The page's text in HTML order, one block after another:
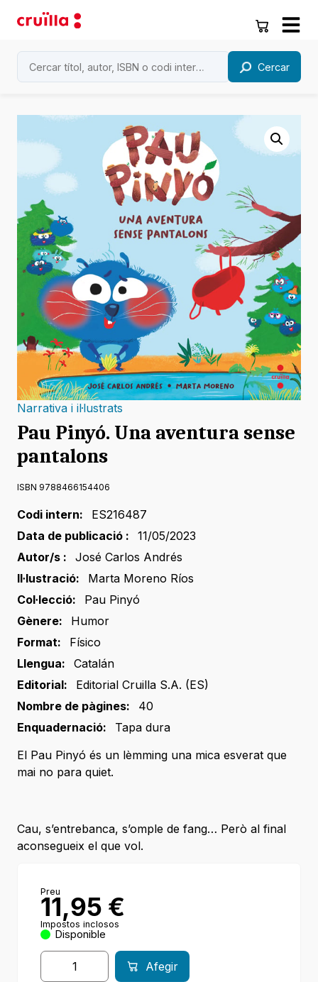
Cercar
Narrativa i il·lustrats
Pau Pinyó. Una aventura sense
pantalons
ISBN 9788466154406
Codi intern:
ES216487
Data de publicació :
11/05/2023
Autor/s :
José Carlos Andrés
Il·lustració:
Marta Moreno Ríos
Col·lecció:
Pau Pinyó
Gènere:
Humor
Format:
Físico
Llengua:
Catalán
Editorial:
Editorial Cruilla S.A. (ES)
Nombre de pàgines:
40
Enquadernació:
Tapa dura
El Pau Pinyó és un lèmming una mica esverat que
mai no para quiet.
Cau, s’entrebanca, s’omple de fang… Però al final
aconsegueix el que vol.
Preu
11,95 €
Impostos inclosos
Disponible
Afegir